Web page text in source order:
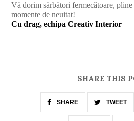
Vă dorim sărbători fermecătoare,
momente de neuitat!
Cu drag, echipa Creativ Interior
SHARE THIS
SHARE TWEET